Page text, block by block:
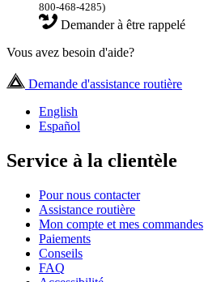
800-468-4285)
Demander à être rappelé
Vous avez besoin d'aide?
Demande d'assistance routière
English
Español
Service à la clientèle
Pour nous contacter
Assistance routière
Mon compte et mes commandes
Paiements
Conseils
FAQ